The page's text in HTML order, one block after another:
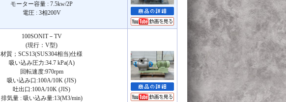
モーター容量 : 7.5kw/2P
電圧 : 3相200V
100SONIT－TV
(現行：V型)
材質；SCS13(SUS304相当)仕様
吸い込み圧力:34.7 kPa(A)
回転速度:970rpm
吸い込み口:100A/10K (JIS)
吐出口:100A/10K (JIS)
排気量 : 吸い込み量:13(M3/min)